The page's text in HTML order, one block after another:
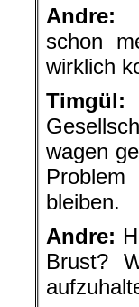
Andre:
schon
wirklich
Timgül:
wagen
bleiben.
Andre:
Brust?